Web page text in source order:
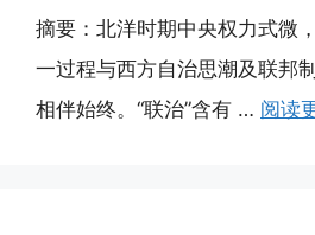
摘要：北洋时期中央权力式微
一过程与西方自治思潮及联邦
相伴始终。“联治”含有 … 阅读